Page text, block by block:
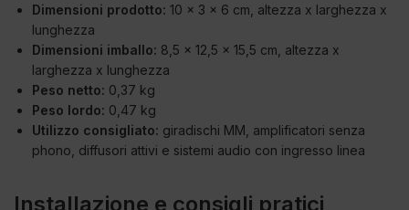
Dimensioni prodotto: 10 x 3 x 6 cm, altezza x larghezza x
lunghezza
Dimensioni imballo: 8,5 x 12,5 x 15,5 cm, altezza x
larghezza x lunghezza
Peso netto: 0,37 kg
Peso lordo: 0,47 kg
Utilizzo consigliato: giradischi MM, amplificatori senza
phono, diffusori attivi e sistemi audio con ingresso linea
Installazione e consigli pratici